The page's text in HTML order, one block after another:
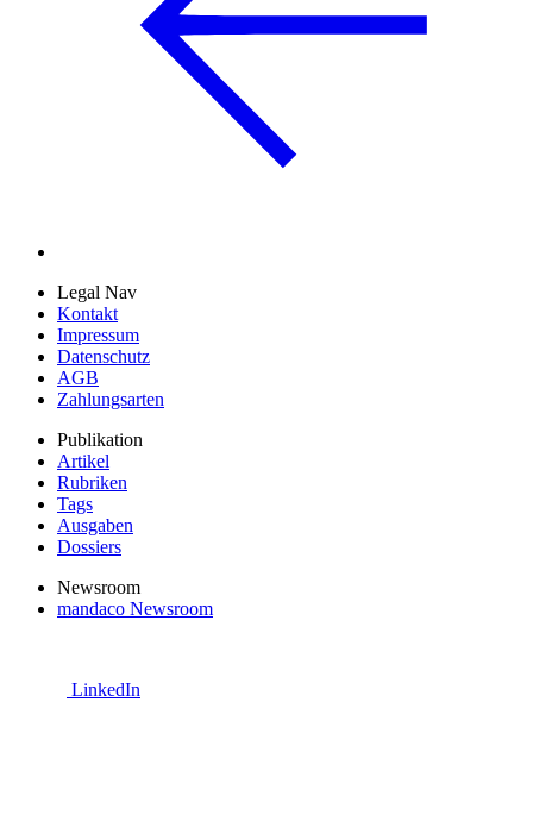
Legal Nav
Kontakt
Impressum
Datenschutz
AGB
Zahlungsarten
Publikation
Artikel
Rubriken
Tags
Ausgaben
Dossiers
Newsroom
mandaco Newsroom
LinkedIn